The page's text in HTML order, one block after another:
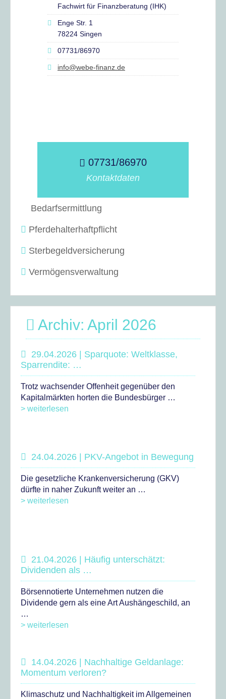
Fachwirt für Finanzberatung (IHK)
Enge Str. 1
78224 Singen
07731/86970
info@webe-finanz.de
07731/86970
Kontaktdaten
Bedarfsermittlung
Pferdehalterhaftpflicht
Sterbegeldversicherung
Vermögensverwaltung
Archiv: April 2026
29.04.2026 | Sparquote: Weltklasse,
Sparrendite: …
Trotz wachsender Offenheit gegenüber den
Kapitalmärkten horten die Bundesbürger …
> weiterlesen
24.04.2026 | PKV-Angebot in Bewegung
Die gesetzliche Krankenversicherung (GKV)
dürfte in naher Zukunft weiter an …
> weiterlesen
21.04.2026 | Häufig unterschätzt:
Dividenden als …
Börsennotierte Unternehmen nutzen die
Dividende gern als eine Art Aushängeschild, an
…
> weiterlesen
14.04.2026 | Nachhaltige Geldanlage:
Momentum verloren?
Klimaschutz und Nachhaltigkeit im Allgemeinen